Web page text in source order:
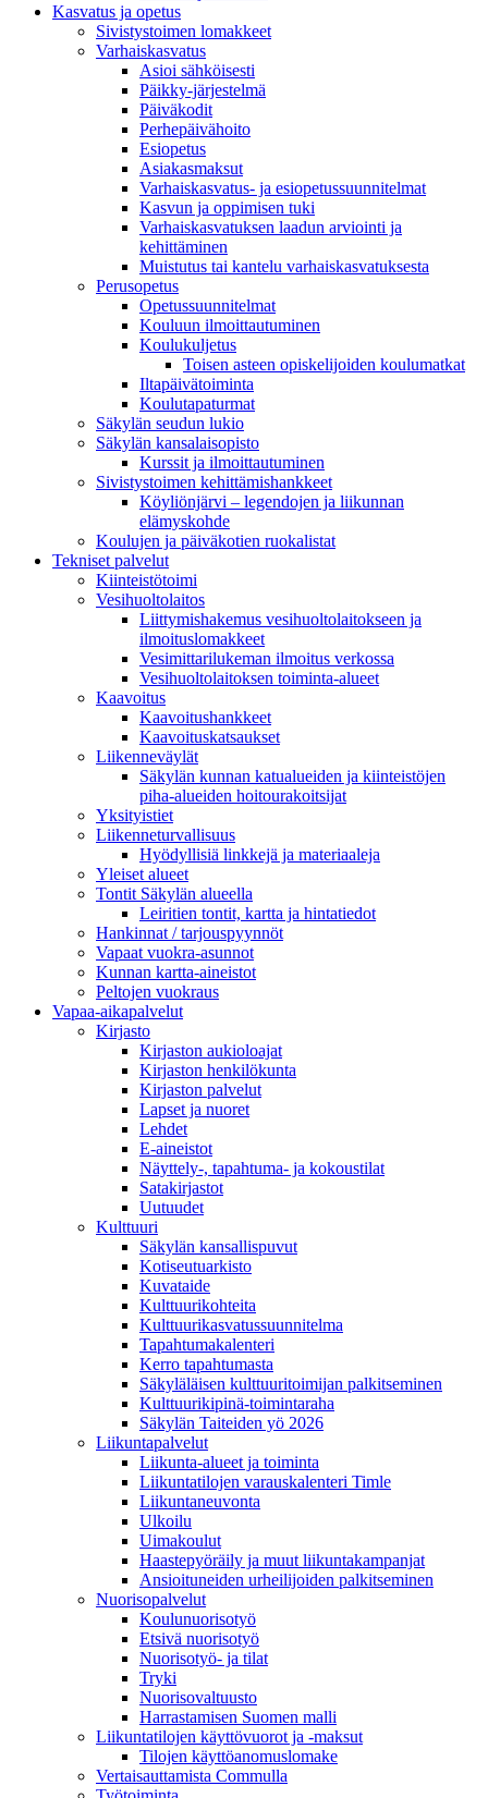
Kasvatus ja opetus
Sivistystoimen lomakkeet
Varhaiskasvatus
Asioi sähköisesti
Päikky-järjestelmä
Päiväkodit
Perhepäivähoito
Esiopetus
Asiakasmaksut
Varhaiskasvatus- ja esiopetussuunnitelmat
Kasvun ja oppimisen tuki
Varhaiskasvatuksen laadun arviointi ja
kehittäminen
Muistutus tai kantelu varhaiskasvatuksesta
Perusopetus
Opetussuunnitelmat
Kouluun ilmoittautuminen
Koulukuljetus
Toisen asteen opiskelijoiden koulumatkat
Iltapäivätoiminta
Koulutapaturmat
Säkylän seudun lukio
Säkylän kansalaisopisto
Kurssit ja ilmoittautuminen
Sivistystoimen kehittämishankkeet
Köyliönjärvi – legendojen ja liikunnan
elämyskohde
Koulujen ja päiväkotien ruokalistat
Tekniset palvelut
Kiinteistötoimi
Vesihuoltolaitos
Liittymishakemus vesihuoltolaitokseen ja
ilmoituslomakkeet
Vesimittarilukeman ilmoitus verkossa
Vesihuoltolaitoksen toiminta-alueet
Kaavoitus
Kaavoitushankkeet
Kaavoituskatsaukset
Liikenneväylät
Säkylän kunnan katualueiden ja kiinteistöjen
piha-alueiden hoitourakoitsijat
Yksityistiet
Liikenneturvallisuus
Hyödyllisiä linkkejä ja materiaaleja
Yleiset alueet
Tontit Säkylän alueella
Leiritien tontit, kartta ja hintatiedot
Hankinnat / tarjouspyynnöt
Vapaat vuokra-asunnot
Kunnan kartta-aineistot
Peltojen vuokraus
Vapaa-aika­palvelut
Kirjasto
Kirjaston aukioloajat
Kirjaston henkilökunta
Kirjaston palvelut
Lapset ja nuoret
Lehdet
E-aineistot
Näyttely-, tapahtuma- ja kokoustilat
Satakirjastot
Uutuudet
Kulttuuri
Säkylän kansallispuvut
Kotiseutuarkisto
Kuvataide
Kulttuurikohteita
Kulttuurikasvatussuunnitelma
Tapahtumakalenteri
Kerro tapahtumasta
Säkyläläisen kulttuuritoimijan palkitseminen
Kulttuurikipinä-toimintaraha
Säkylän Taiteiden yö 2026
Liikuntapalvelut
Liikunta-alueet ja toiminta
Liikuntatilojen varauskalenteri Timle
Liikuntaneuvonta
Ulkoilu
Uimakoulut
Haastepyöräily ja muut liikuntakampanjat
Ansioituneiden urheilijoiden palkitseminen
Nuorisopalvelut
Koulunuorisotyö
Etsivä nuorisotyö
Nuorisotyö- ja tilat
Tryki
Nuorisovaltuusto
Harrastamisen Suomen malli
Liikuntatilojen käyttövuorot ja -maksut
Tilojen käyttöanomuslomake
Vertaisauttamista Commulla